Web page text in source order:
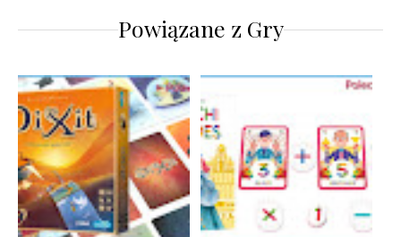
Powiązane z Gry